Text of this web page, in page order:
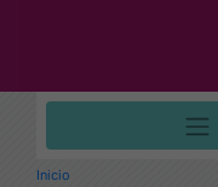
Inicio